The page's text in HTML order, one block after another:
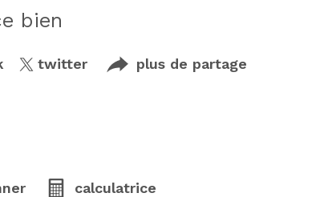
bien
twitter plus de partage
calculatrice